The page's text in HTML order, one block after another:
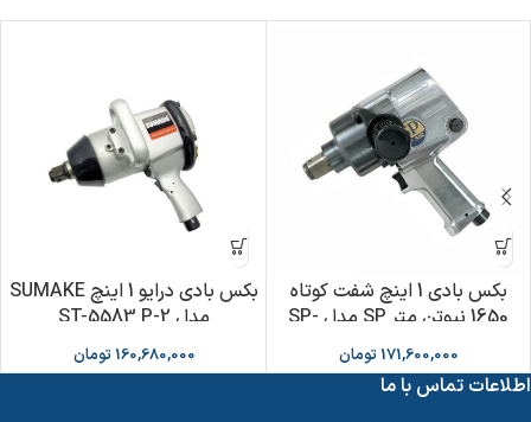
بکس بادی 1 اینچ شفت کوتاه
1650 نیوتن متر SP مدل SP-
1191DH
171,600,000 تومان
بکس بادی درایو 1 اینچ SUMAKE
مدل ST-5583 P-2
160,680,000 تومان
اطلاعات تماس با ما